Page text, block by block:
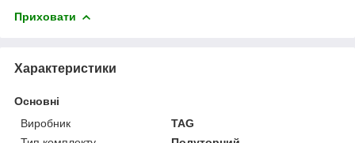
Приховати
Характеристики
Основні
Виробник
TAG